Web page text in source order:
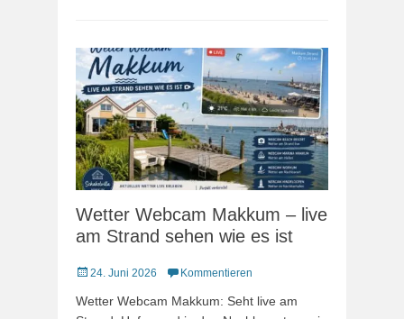
Wetter Webcam Makkum – live
am Strand sehen wie es ist
Veröffentlicht
24. Juni 2026 Kommentieren
Wetter Webcam Makkum: Seht live am